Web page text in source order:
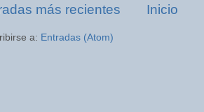
más recientes Inicio
a: Entradas (Atom)